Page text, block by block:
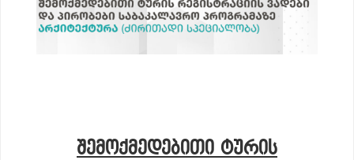
ᲨᲔᲛᲝᲥᲛᲔᲓᲔᲑᲘᲗᲘ ᲢᲣᲠᲘᲡ